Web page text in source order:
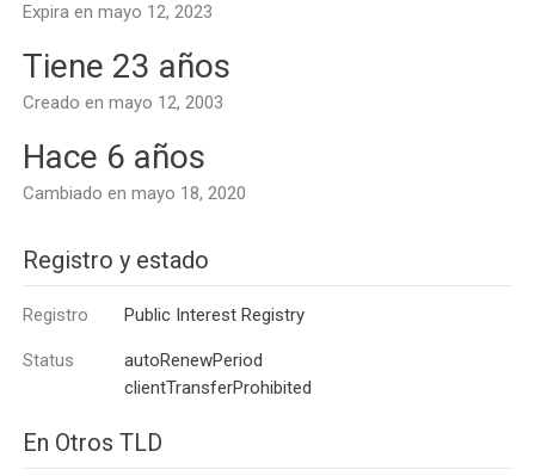
Expira en mayo 12, 2023
Tiene 23 años
Creado en mayo 12, 2003
Hace 6 años
Cambiado en mayo 18, 2020
Registro y estado
Registro Public Interest Registry
Status
autoRenewPeriod
clientTransferProhibited
En Otros TLD